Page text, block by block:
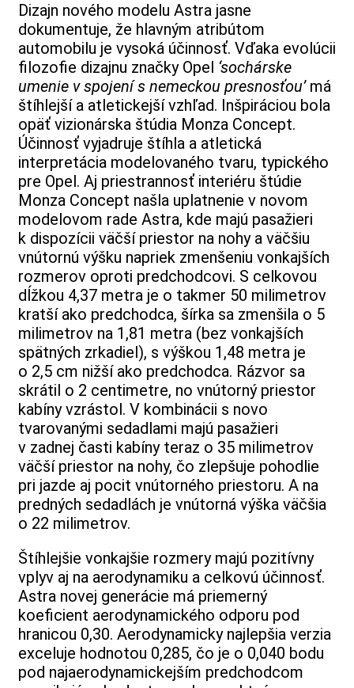
Dizajn nového modelu Astra jasne
dokumentuje, že hlavným atribútom
automobilu je vysoká účinnosť. Vďaka evolúcii
filozofie dizajnu značky Opel ‘sochárske
umenie v spojení s nemeckou presnosťou’má
štíhlejší a atletickejší vzhľad. Inšpiráciou bola
opäť vizionárska štúdia Monza Concept.
Účinnosť vyjadruje štíhla a atletická
interpretácia modelovaného tvaru, typického
pre Opel. Aj priestrannosť interiéru štúdie
Monza Concept našla uplatnenie v novom
modelovom rade Astra, kde majú pasažieri
k dispozícii väčší priestor na nohy a väčšiu
vnútornú výšku napriek zmenšeniu vonkajších
rozmerov oproti predchodcovi. S celkovou
dĺžkou 4,37 metra je o takmer 50 milimetrov
kratší ako predchodca, šírka sa zmenšila o 5
milimetrov na 1,81 metra (bez vonkajších
spätných zrkadiel), s výškou 1,48 metra je
o 2,5 cm nižší ako predchodca. Rázvor sa
skrátil o 2 centimetre, no vnútorný priestor
kabíny vzrástol. V kombinácii s novo
tvarovanými sedadlami majú pasažieri
v zadnej časti kabíny teraz o 35 milimetrov
väčší priestor na nohy, čo zlepšuje pohodlie
pri jazde aj pocit vnútorného priestoru. A na
predných sedadlách je vnútorná výška väčšia
o 22 milimetrov.
Štíhlejšie vonkajšie rozmery majú pozitívny
vplyv aj na aerodynamiku a celkovú účinnosť.
Astra novej generácie má priemerný
koeficient aerodynamického odporu pod
hranicou 0,30. Aerodynamicky najlepšia verzia
exceluje hodnotou 0,285, čo je o 0,040 bodu
pod najaerodynamickejším predchodcom